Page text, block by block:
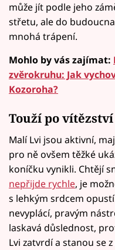
může jít podle jeho
střetu, ale do
mnohá trápení.
Mohlo by vás zajímat:
zvěrokruhu: Jak
Kozoroha?
Touží po vítězství
Malí Lvi jsou aktivní,
pro ně ovšem těžké
koníčku vynikli. Chtějí
nepřijde rychle, je
s lehkým srdcem
nevyplácí, pravým
laskavá důslednost,
Lvi zatvrdí a stanou se